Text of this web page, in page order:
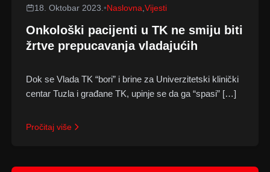
18. Oktobar 2023. •Naslovna Vijesti
Onkološki pacijenti u TK ne smiju biti
žrtve prepucavanja vladajućih
Dok se Vlada TK “bori” i brine za Univerzitetski klinički
centar Tuzla i građane TK, upinje se da ga “spasi” […]
Pročitaj više